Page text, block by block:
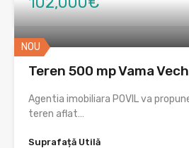
NOU
Teren 500 mp Vama
Agentia imobiliara POVIL va
teren aflat…
Suprafață Utilă